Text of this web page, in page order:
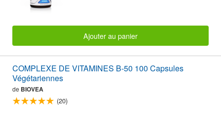
Ajouter au panier
COMPLEXE DE VITAMINES B-50 100 Capsules
Végétariennes
de BIOVEA
(20)